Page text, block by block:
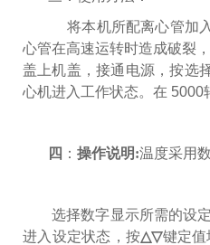
将本机所配离心管加
心管在高速运转时造成破裂
盖上机盖，接通电源，按选
心机进入工作状态。在 5000
四 ： 操作说明:温度采用
选择数字显示所需的设
进入设定状态，按△▽键定值